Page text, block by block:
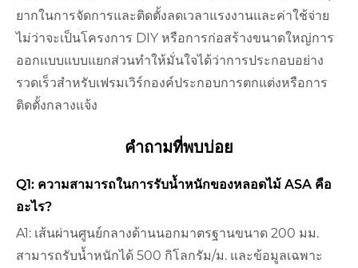
ยากในการจัดการและติดตั้งลดเวลาแรงงานและค่าใช้จ่าย
ไม่ว่าจะเป็นโครงการ DIY หรือการก่อสร้างขนาดใหญ่การ
ออกแบบแบบแยกส่วนทำให้มั่นใจได้ว่าการประกอบอย่าง
รวดเร็วสำหรับเฟรมเวิร์กองค์ประกอบการตกแต่งหรือการ
ติดตั้งกลางแจ้ง
คำถามที่พบบ่อย
Q1: ความสามารถในการรับน้ำหนักของหลอดไม้ ASA คือ
อะไร?
A1: เส้นผ่านศูนย์กลางด้านนอกมาตรฐานขนาด 200 มม.
สามารถรับน้ำหนักได้ 500 กิโลกรัม/ม. และข้อมูลเฉพาะ